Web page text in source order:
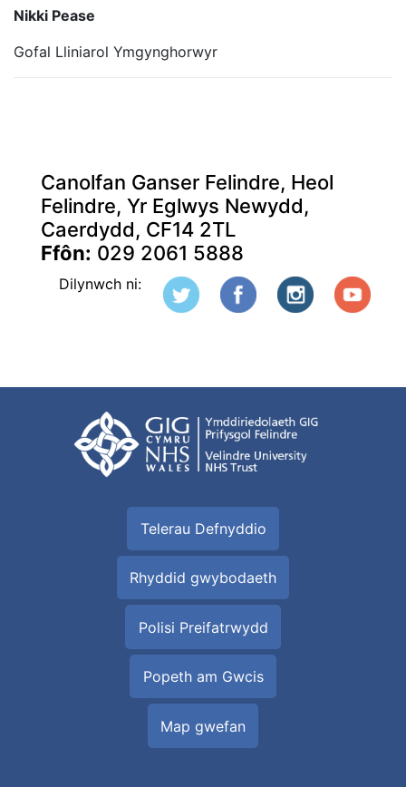
Nikki Pease
Gofal Lliniarol Ymgynghorwyr
Canolfan Ganser Felindre, Heol
Felindre, Yr Eglwys Newydd,
Caerdydd, CF14 2TL
Ffôn: 029 2061 5888
Dilynwch ni:
Telerau Defnyddio
Rhyddid gwybodaeth
Polisi Preifatrwydd
Popeth am Gwcis
Map gwefan